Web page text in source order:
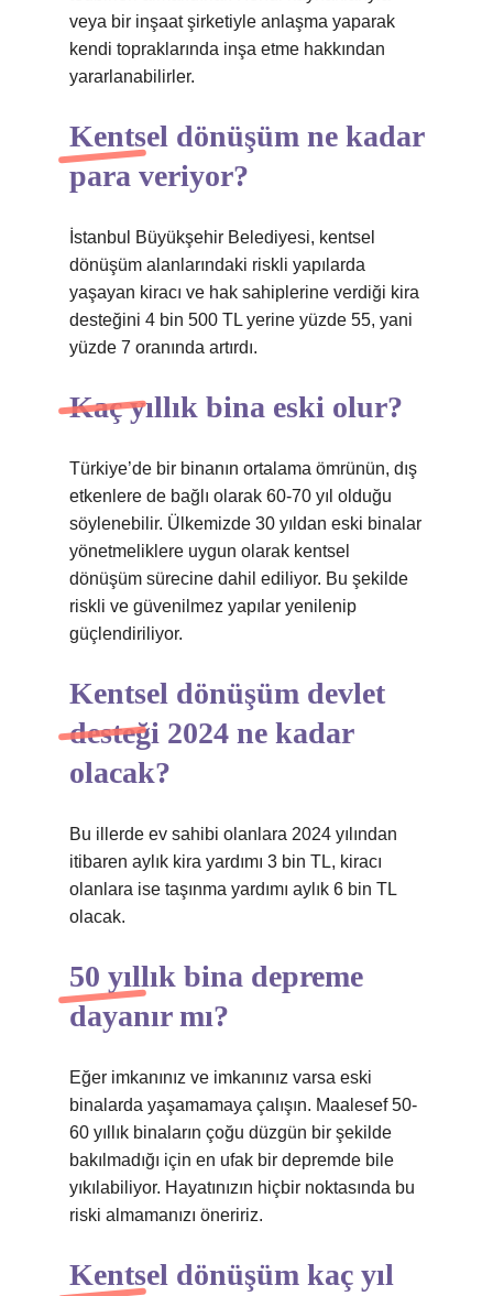
veya bir inşaat şirketiyle anlaşma yaparak
kendi topraklarında inşa etme hakkından
yararlanabilirler.
Kentsel dönüşüm ne kadar
para veriyor?
İstanbul Büyükşehir Belediyesi, kentsel
dönüşüm alanlarındaki riskli yapılarda
yaşayan kiracı ve hak sahiplerine verdiği kira
desteğini 4 bin 500 TL yerine yüzde 55, yani
yüzde 7 oranında artırdı.
Kaç yıllık bina eski olur?
Türkiye’de bir binanın ortalama ömrünün, dış
etkenlere de bağlı olarak 60-70 yıl olduğu
söylenebilir. Ülkemizde 30 yıldan eski binalar
yönetmeliklere uygun olarak kentsel
dönüşüm sürecine dahil ediliyor. Bu şekilde
riskli ve güvenilmez yapılar yenilenip
güçlendiriliyor.
Kentsel dönüşüm devlet
desteği 2024 ne kadar
olacak?
Bu illerde ev sahibi olanlara 2024 yılından
itibaren aylık kira yardımı 3 bin TL, kiracı
olanlara ise taşınma yardımı aylık 6 bin TL
olacak.
50 yıllık bina depreme
dayanır mı?
Eğer imkanınız ve imkanınız varsa eski
binalarda yaşamamaya çalışın. Maalesef 50-
60 yıllık binaların çoğu düzgün bir şekilde
bakılmadığı için en ufak bir depremde bile
yıkılabiliyor. Hayatınızın hiçbir noktasında bu
riski almamanızı öneririz.
Kentsel dönüşüm kaç yıl